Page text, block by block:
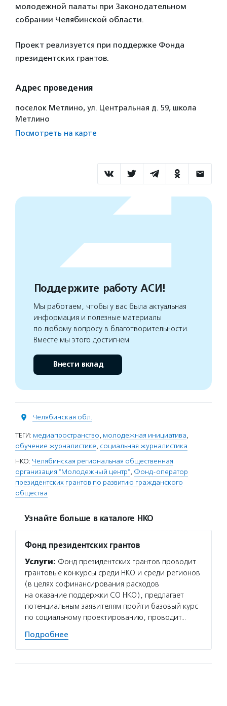
молодежной палаты при Законодательном
собрании Челябинской области.
Проект реализуется при поддержке Фонда
президентских грантов.
Адрес проведения
поселок Метлино, ул. Центральная д. 59, школа
Метлино
Посмотреть на карте
Поддержите работу АСИ!
Мы работаем, чтобы у вас была актуальная
информация и полезные материалы
по любому вопросу в благотворительности.
Вместе мы этого достигнем
Внести вклад
Челябинская обл.
ТЕГИ: медиапространство, молодежная инициатива,
обучение журналистике, социальная журналистика
НКО: Челябинская региональная общественная
организация "Молодежный центр", Фонд-оператор
президентских грантов по развитию гражданского
общества
Узнайте больше в каталоге НКО
Фонд президентских грантов
Услуги: Фонд президентских грантов проводит
грантовые конкурсы среди НКО и среди регионов
(в целях софинансирования расходов
на оказание поддержки СО НКО), предлагает
потенциальным заявителям пройти базовый курс
по социальному проектированию, проводит…
Подробнее